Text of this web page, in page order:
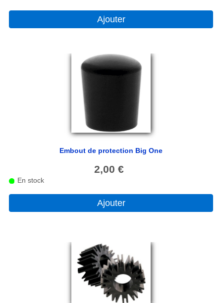
liens
Ajouter
Embout de protection Big One
2,00 €
En stock
Ajouter